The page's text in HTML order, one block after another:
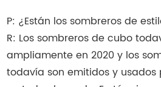
P: ¿Están los sombreros de
R: Los sombreros de cubo
ampliamente en 2020 y los
todavía son emitidos y